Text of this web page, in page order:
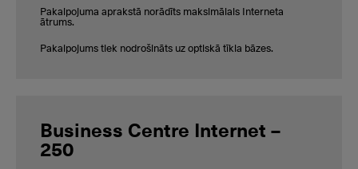
Pakalpojuma aprakstā norādīts maksimālais Interneta
ātrums.
Pakalpojums tiek nodrošināts uz optiskā tīkla bāzes.
Business Centre Internet –
250